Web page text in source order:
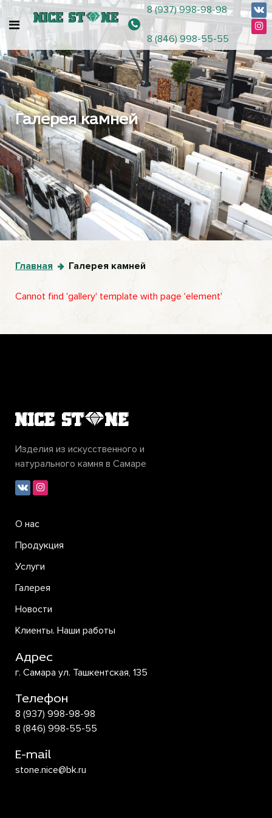
8 (937) 998-98-98
8 (846) 998-55-55
Галерея камней
Главная Галерея камней
Cannot find 'gallery' template with page 'element'
Изделия из искусственного и
натурального камня в Самаре
О нас
Продукция
Услуги
Галерея
Новости
Клиенты. Наши работы
Адрес
г. Самара ул. Ташкентская, 135
Телефон
8 (937) 998-98-98
8 (846) 998-55-55
E-mail
stone.nice@bk.ru